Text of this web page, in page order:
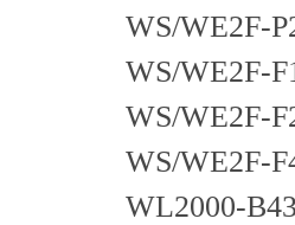
WS/WE2F-
WS/WE2F-
WS/WE2F-
WS/WE2F-
WL2000-